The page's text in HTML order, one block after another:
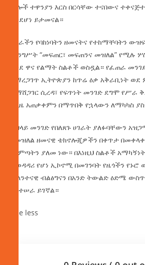
ሌሎች ተዋንያን እርስ በርሳቸው ተናበውና
እንደሆነ ይታመናል።
ሀገራችን የባከነባትን ዘመናትና የተከማቸባትን
መንግሥት “መፍጠር፣ መፍጠንና መዝለል” የሚሉ
እንደ ዋና የልማት ስልቶች ወስዷል። የፈጠራ
በማረጋገጥ ኢትዮጵያን ከጥሬ ዕቃ አቅራቢነት ወደ
ለማሸጋገር ሲረዳ፣ የፍጥነት መንገድ ደግሞ የሥራ
የጊዜ አጠቃቀምን በማጥበቅ የኋላውን ለማካካስ
የዝላይ መንገድ የበለጸጉ ሀገራት ያለፉባቸውን
በመዝለል ዘመናዊ ቴክኖሎጂዎችን በቀጥታ
ማምጣትን ያለመ ነው። በእነዚህ ስልቶች
ተወዳዳሪ የሆነ ኢኮኖሚ በመገንባት የዜጎችን
ሁለንተናዊ ብልፅግናን በአንድ ትውልድ ዕድሜ
እየተሠራ ይገኛል።
See less